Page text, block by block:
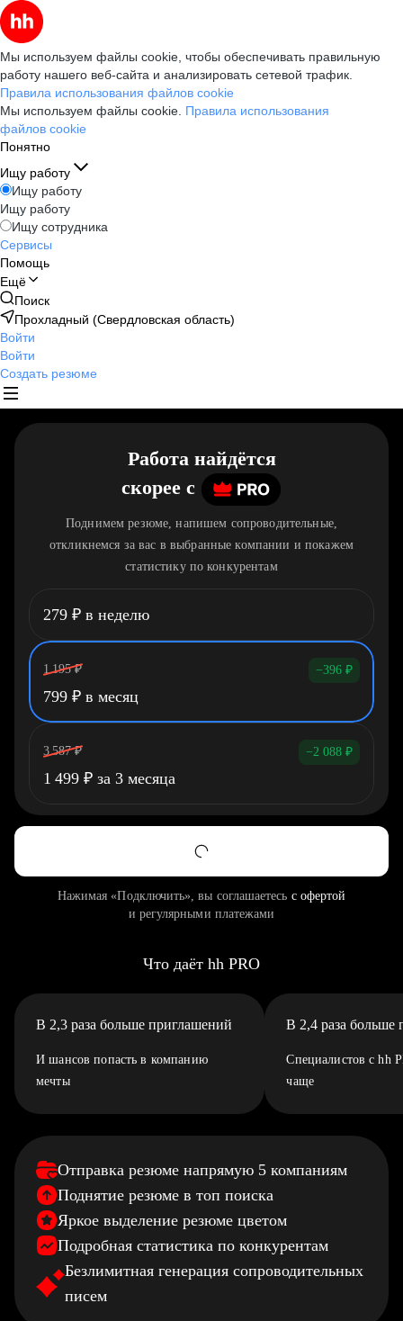
Мы используем файлы cookie, чтобы обеспечивать правильную
работу нашего веб-сайта и анализировать сетевой трафик.
Правила использования файлов cookie
Мы используем файлы cookie. Правила использования
файлов cookie
Понятно
Ищу работу
Ищу работу
Ищу работу
Ищу сотрудника
Сервисы
Помощь
Ещё
Поиск
Прохладный (Свердловская область)
Войти
Войти
Создать резюме
Работа найдётся
скорее c
Поднимем резюме, напишем сопроводительные,
откликнемся за вас в выбранные компании и покажем
статистику по конкурентам
279 ₽ в неделю
1 195 ₽ −396 ₽
799 ₽ в месяц
3 587 ₽ −2 088 ₽
1 499 ₽ за 3 месяца
Нажимая «Подключить», вы соглашаетесь с офертой
и регулярными платежами
Что даёт hh PRO
В 2,3 раза больше приглашений
И шансов попасть в компанию
мечты
В 2,4 раза больше
Специалистов с hh
чаще
Отправка резюме напрямую 5 компаниям
Поднятие резюме в топ поиска
Яркое выделение резюме цветом
Подробная статистика по конкурентам
Безлимитная генерация сопроводительных
писем